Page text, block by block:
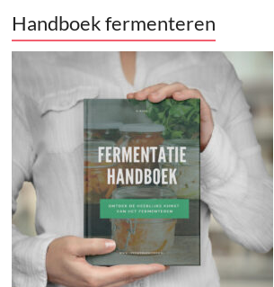
Handboek fermenteren